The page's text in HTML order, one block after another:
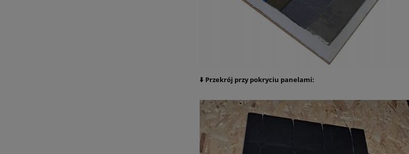
⬇️ Przekrój przy pokryciu panelami: